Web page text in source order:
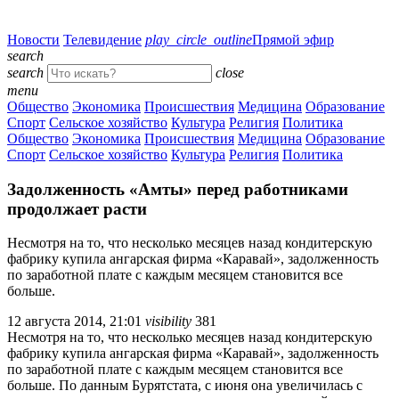
Новости Телевидение play_circle_outlineПрямой эфир
search
search
close
menu
Общество Экономика Происшествия Медицина Образование
Спорт Сельское хозяйство Культура Религия Политика
Общество Экономика Происшествия Медицина Образование
Спорт Сельское хозяйство Культура Религия Политика
Задолженность «Амты» перед работниками
продолжает расти
Несмотря на то, что несколько месяцев назад кондитерскую
фабрику купила ангарская фирма «Каравай», задолженность
по заработной плате с каждым месяцем становится все
больше.
12 августа 2014, 21:01 visibility 381
Несмотря на то, что несколько месяцев назад кондитерскую
фабрику купила ангарская фирма «Каравай», задолженность
по заработной плате с каждым месяцем становится все
больше. По данным Бурятстата, с июня она увеличилась с